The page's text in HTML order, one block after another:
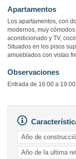
Apartamentos
Los apartamentos, con
modernos, muy
acondicionado y TV,
Situados en los pisos
amueblados con vistas
Observaciones
Entrada de 16:00 a
Año de
Año de la ultima